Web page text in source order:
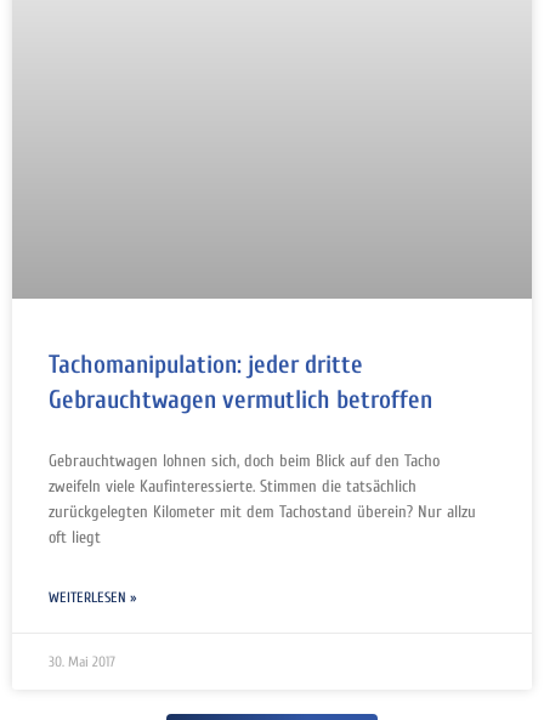
Tachomanipulation: jeder dritte
Gebrauchtwagen vermutlich betroffen
Gebrauchtwagen lohnen sich, doch beim Blick auf den Tacho
zweifeln viele Kaufinteressierte. Stimmen die tatsächlich
zurückgelegten Kilometer mit dem Tachostand überein? Nur allzu
oft liegt
WEITERLESEN »
30. Mai 2017